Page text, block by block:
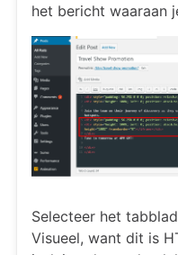
het bericht waaraan
Selecteer het tabblad
Visueel, want dit is